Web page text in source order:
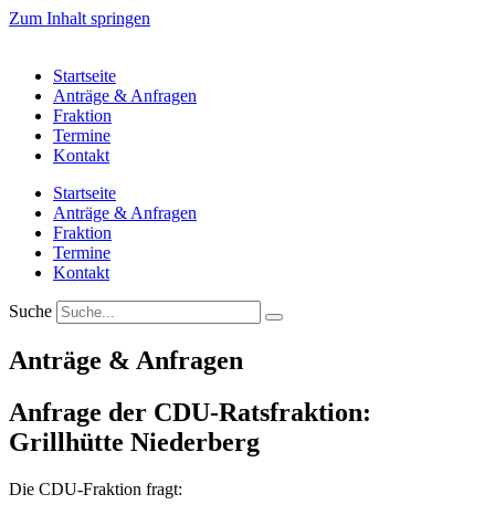
Zum Inhalt springen
Startseite
Anträge & Anfragen
Fraktion
Termine
Kontakt
Startseite
Anträge & Anfragen
Fraktion
Termine
Kontakt
Suche
Anträge & Anfragen
Anfrage der CDU-Ratsfraktion:
Grillhütte Niederberg
Die CDU-Fraktion fragt: